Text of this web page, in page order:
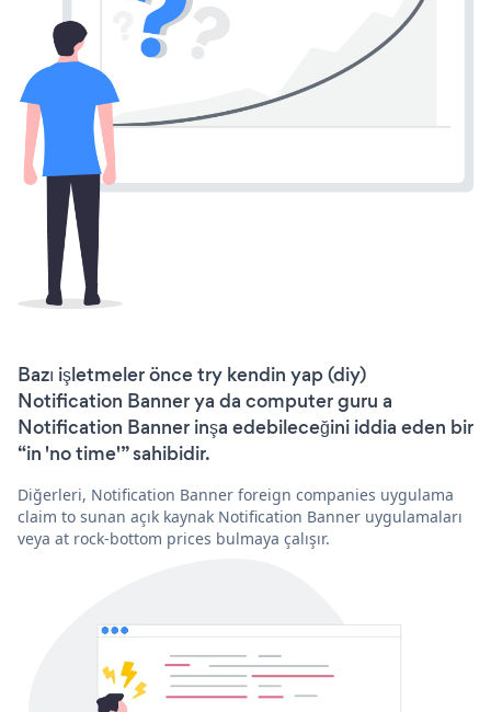
Bazı işletmeler önce try kendin yap (diy)
Notification Banner ya da computer guru a
Notification Banner inşa edebileceğini iddia eden bir
“in 'no time'” sahibidir.
Diğerleri, Notification Banner foreign companies uygulama
claim to sunan açık kaynak Notification Banner uygulamaları
veya at rock-bottom prices bulmaya çalışır.